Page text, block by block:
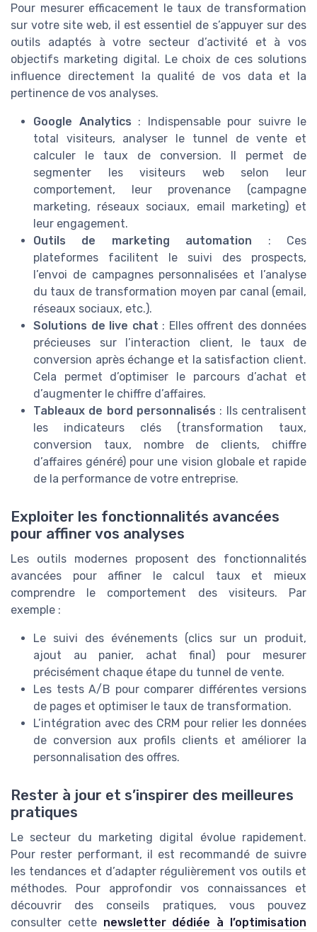
Pour mesurer efficacement le taux de transformation
sur votre site web, il est essentiel de s’appuyer sur des
outils adaptés à votre secteur d’activité et à vos
objectifs marketing digital. Le choix de ces solutions
influence directement la qualité de vos data et la
pertinence de vos analyses.
Google Analytics : Indispensable pour suivre le
total visiteurs, analyser le tunnel de vente et
calculer le taux de conversion. Il permet de
segmenter les visiteurs web selon leur
comportement, leur provenance (campagne
marketing, réseaux sociaux, email marketing) et
leur engagement.
Outils de marketing automation : Ces
plateformes facilitent le suivi des prospects,
l’envoi de campagnes personnalisées et l’analyse
du taux de transformation moyen par canal (email,
réseaux sociaux, etc.).
Solutions de live chat : Elles offrent des données
précieuses sur l’interaction client, le taux de
conversion après échange et la satisfaction client.
Cela permet d’optimiser le parcours d’achat et
d’augmenter le chiffre d’affaires.
Tableaux de bord personnalisés : Ils centralisent
les indicateurs clés (transformation taux,
conversion taux, nombre de clients, chiffre
d’affaires généré) pour une vision globale et rapide
de la performance de votre entreprise.
Exploiter les fonctionnalités avancées
pour affiner vos analyses
Les outils modernes proposent des fonctionnalités
avancées pour affiner le calcul taux et mieux
comprendre le comportement des visiteurs. Par
exemple :
Le suivi des événements (clics sur un produit,
ajout au panier, achat final) pour mesurer
précisément chaque étape du tunnel de vente.
Les tests A/B pour comparer différentes versions
de pages et optimiser le taux de transformation.
L’intégration avec des CRM pour relier les données
de conversion aux profils clients et améliorer la
personnalisation des offres.
Rester à jour et s’inspirer des meilleures
pratiques
Le secteur du marketing digital évolue rapidement.
Pour rester performant, il est recommandé de suivre
les tendances et d’adapter régulièrement vos outils et
méthodes. Pour approfondir vos connaissances et
découvrir des conseils pratiques, vous pouvez
consulter cette newsletter dédiée à l’optimisation